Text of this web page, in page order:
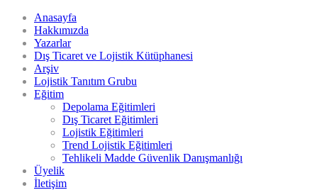
Anasayfa
Hakkımızda
Yazarlar
Dış Ticaret ve Lojistik Kütüphanesi
Arşiv
Lojistik Tanıtım Grubu
Eğitim
Depolama Eğitimleri
Dış Ticaret Eğitimleri
Lojistik Eğitimleri
Trend Lojistik Eğitimleri
Tehlikeli Madde Güvenlik Danışmanlığı
Üyelik
İletişim